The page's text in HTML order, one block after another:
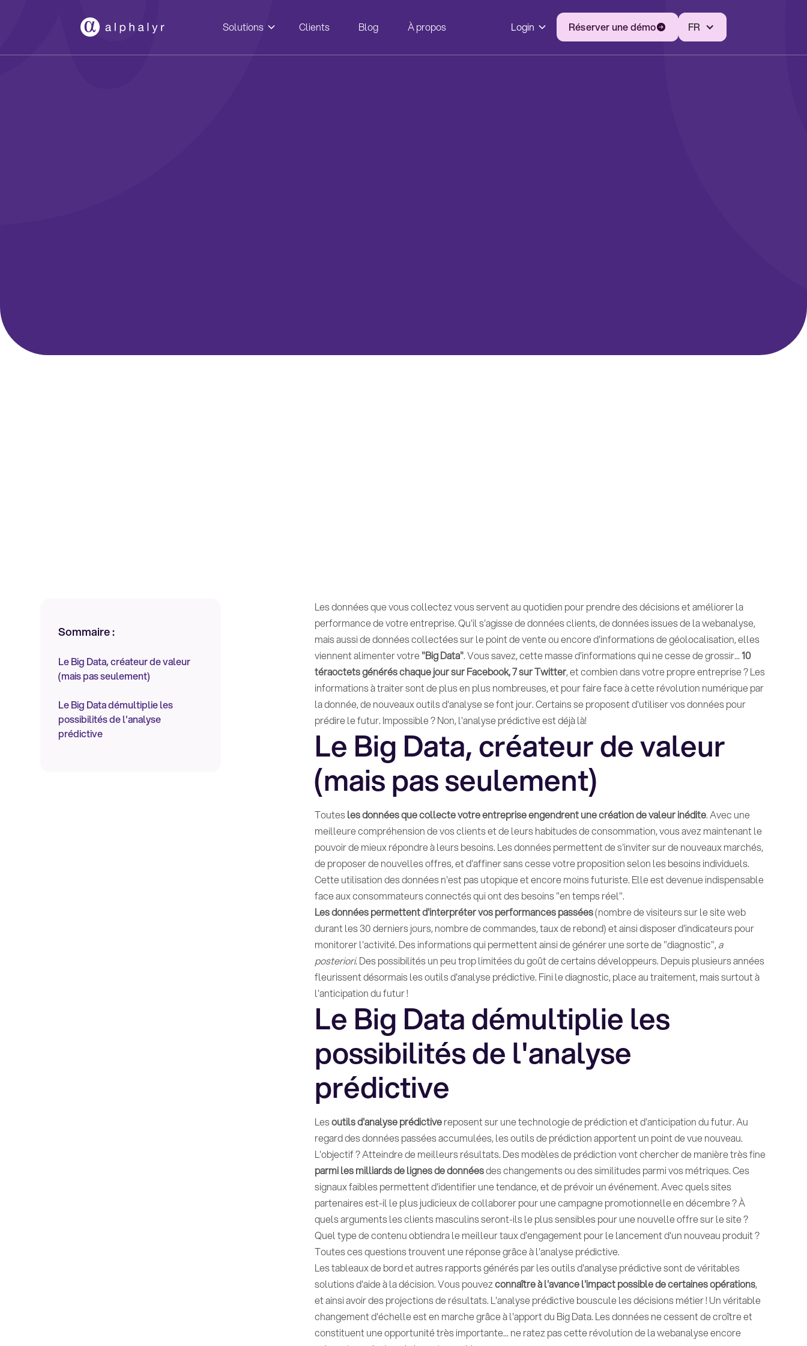
Solutions Clients Blog À propos Login Réserver une démo FR
Sommaire :
Le Big Data, créateur de valeur
(mais pas seulement)
Le Big Data démultiplie les
possibilités de l'analyse
prédictive
Les données que vous collectez vous servent au quotidien pour prendre des décisions et améliorer la
performance de votre entreprise. Qu'il s'agisse de données clients, de données issues de la webanalyse,
mais aussi de données collectées sur le point de vente ou encore d'informations de géolocalisation, elles
viennent alimenter votre"Big Data". Vous savez, cette masse d'informations qui ne cesse de grossir...10
téraoctets générés chaque jour sur Facebook, 7 sur Twitter, et combien dans votre propre entreprise ? Les
informations à traiter sont de plus en plus nombreuses, et pour faire face à cette révolution numérique par
la donnée, de nouveaux outils d'analyse se font jour. Certains se proposent d'utiliser vos données pour
prédire le futur. Impossible ? Non, l'analyse prédictive est déjà là!
Le Big Data, créateur de valeur
(mais pas seulement)
Toutesles données que collecte votre entreprise engendrent une création de valeur inédite. Avec une
meilleure compréhension de vos clients et de leurs habitudes de consommation, vous avez maintenant le
pouvoir de mieux répondre à leurs besoins. Les données permettent de s'inviter sur de nouveaux marchés,
de proposer de nouvelles offres, et d'affiner sans cesse votre proposition selon les besoins individuels.
Cette utilisation des données n'est pas utopique et encore moins futuriste. Elle est devenue indispensable
face aux consommateurs connectés qui ont des besoins "en temps réel".
Les données permettent d'interpréter vos performances passées(nombre de visiteurs sur le site web
durant les 30 derniers jours, nombre de commandes, taux de rebond) et ainsi disposer d'indicateurs pour
monitorer l'activité. Des informations qui permettent ainsi de générer une sorte de "diagnostic",a
posteriori. Des possibilités un peu trop limitées du goût de certains développeurs. Depuis plusieurs années
fleurissent désormais les outils d'analyse prédictive. Fini le diagnostic, place au traitement, mais surtout à
l'anticipation du futur !
Le Big Data démultiplie les
possibilités de l'analyse
prédictive
Lesoutils d'analyse prédictivereposent sur une technologie de prédiction et d'anticipation du futur. Au
regard des données passées accumulées, les outils de prédiction apportent un point de vue nouveau.
L'objectif ? Atteindre de meilleurs résultats. Des modèles de prédiction vont chercher de manière très fine
parmi les milliards de lignes de donnéesdes changements ou des similitudes parmi vos métriques. Ces
signaux faibles permettent d'identifier une tendance, et de prévoir un événement. Avec quels sites
partenaires est-il le plus judicieux de collaborer pour une campagne promotionnelle en décembre ? À
quels arguments les clients masculins seront-ils le plus sensibles pour une nouvelle offre sur le site ?
Quel type de contenu obtiendra le meilleur taux d'engagement pour le lancement d'un nouveau produit ?
Toutes ces questions trouvent une réponse grâce à l'analyse prédictive.
Les tableaux de bord et autres rapports générés par les outils d'analyse prédictive sont de véritables
solutions d'aide à la décision. Vous pouvezconnaître à l'avance l'impact possible de certaines opérations,
et ainsi avoir des projections de résultats. L'analyse prédictive bouscule les décisions métier ! Un véritable
changement d'échelle est en marche grâce à l'apport du Big Data. Les données ne cessent de croître et
constituent une opportunité très importante... ne ratez pas cette révolution de la webanalyse encore